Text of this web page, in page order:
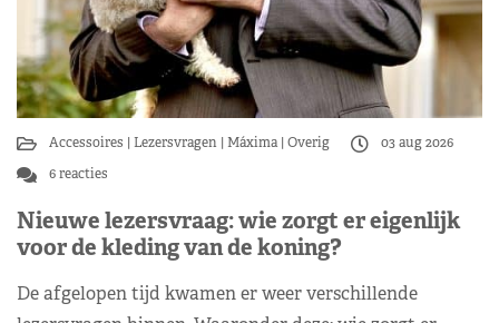
Accessoires Lezersvragen Máxima Overig
03 aug 2026
6 reacties
Nieuwe lezersvraag: wie zorgt er eigenlijk
voor de kleding van de koning?
De afgelopen tijd kwamen er weer verschillende